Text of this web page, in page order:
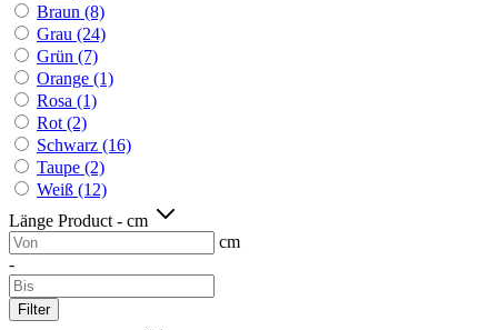
Braun (8)
Grau (24)
Grün (7)
Orange (1)
Rosa (1)
Rot (2)
Schwarz (16)
Taupe (2)
Weiß (12)
Länge Product - cm
cm
-
Filter